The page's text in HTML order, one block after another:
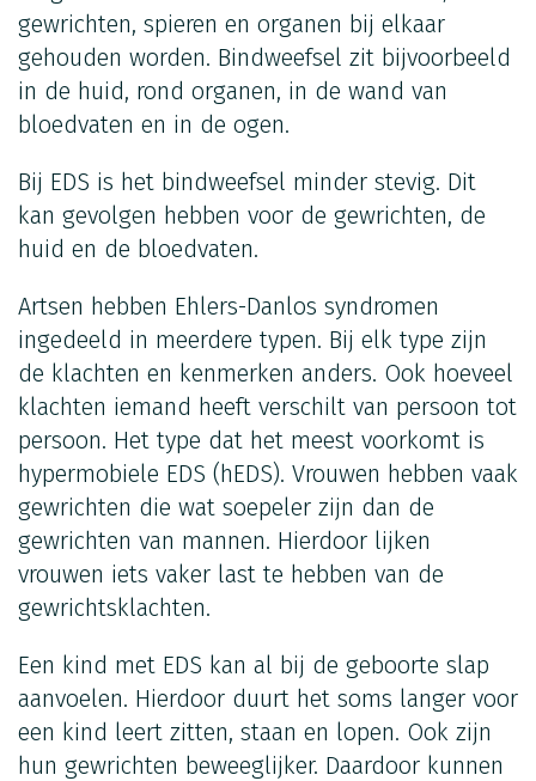
gewrichten, spieren en organen bij elkaar
gehouden worden. Bindweefsel zit bijvoorbeeld
in de huid, rond organen, in de wand van
bloedvaten en in de ogen.
Bij EDS is het bindweefsel minder stevig. Dit
kan gevolgen hebben voor de gewrichten, de
huid en de bloedvaten.
Artsen hebben Ehlers-Danlos syndromen
ingedeeld in meerdere typen. Bij elk type zijn
de klachten en kenmerken anders. Ook hoeveel
klachten iemand heeft verschilt van persoon tot
persoon. Het type dat het meest voorkomt is
hypermobiele EDS (hEDS). Vrouwen hebben vaak
gewrichten die wat soepeler zijn dan de
gewrichten van mannen. Hierdoor lijken
vrouwen iets vaker last te hebben van de
gewrichtsklachten.
Een kind met EDS kan al bij de geboorte slap
aanvoelen. Hierdoor duurt het soms langer voor
een kind leert zitten, staan en lopen. Ook zijn
hun gewrichten beweeglijker. Daardoor kunnen